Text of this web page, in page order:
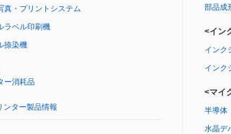
真・プリントシステム
ラベル印刷機
捺染機
ー消耗品
ンター製品情報
部品成
<イン
インク
インク
<マイ
半導体
水晶デ